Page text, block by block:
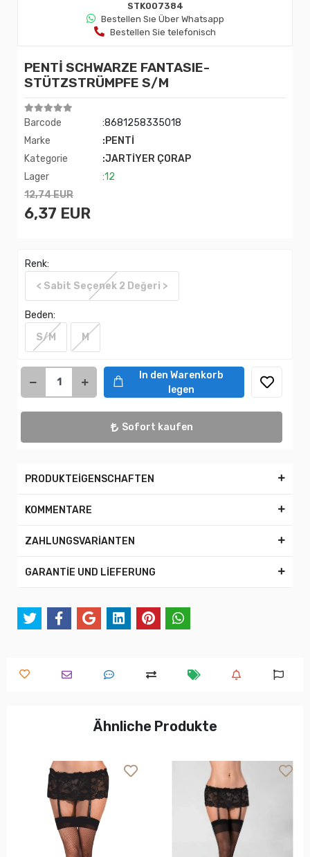
STK007384
Bestellen Sıe Über Whatsapp
Bestellen Sie telefonisch
PENTİ SCHWARZE FANTASIE-
STÜTZSTRÜMPFE S/M
Barcode
:8681258335018
Marke
:PENTİ
Kategorie
:JARTİYER ÇORAP
Lager
:12
12,74 EUR
6,37 EUR
Renk:
< Sabit Seçenek 2 Değeri >
Beden:
S/M
M
In den Warenkorb
legen
Sofort kaufen
PRODUKTEİGENSCHAFTEN
KOMMENTARE
ZAHLUNGSVARİANTEN
GARANTİE UND LİEFERUNG
Ähnliche Produkte